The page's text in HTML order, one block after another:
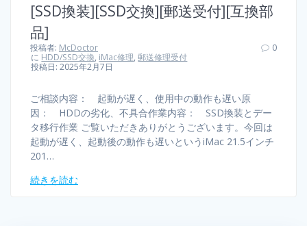
[SSD換装][SSD交換][郵送受付][互換部
品]
投稿者: McDoctor
に HDD/SSD交換, iMac修理,郵送修理受付
投稿日: 2025年2月7日
0
ご相談内容： 起動が遅く、使用中の動作も遅い原
因： HDDの劣化、不具合作業内容： SSD換装とデー
タ移行作業 ご覧いただきありがとうございます。今回は
起動が遅く、起動後の動作も遅いというiMac 21.5インチ
201…
続きを読む